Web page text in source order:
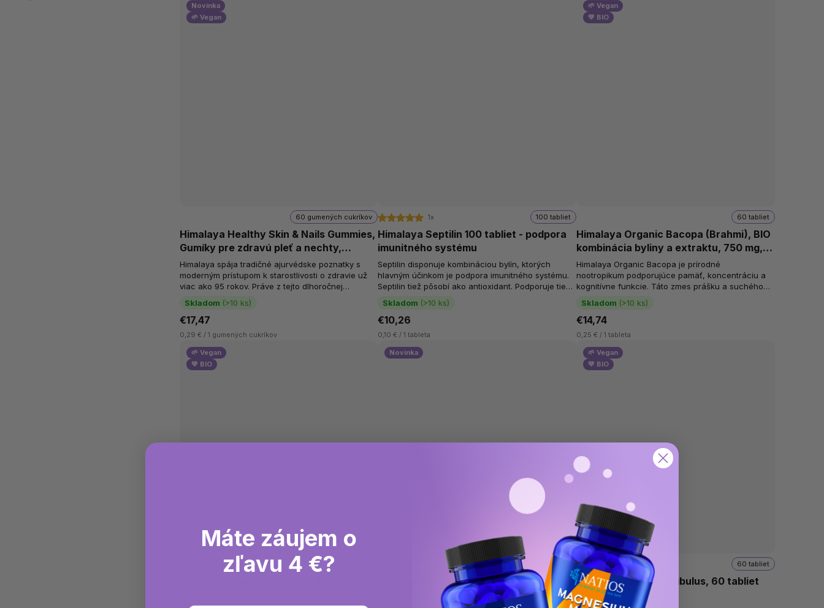
Novinka
🌱 Vegan
Himalaya Healthy Skin & Nails Gummies,
Gumíky pre zdravú pleť a nechty,
Prírodné lesné ovocie, 60 gumíkov
Skladom (>10 ks)
60 gumených cukríkov
€17,47
0,29 € / 1 gumených cukríkov
Himalaya spája tradičné ajurvédske poznatky s
moderným prístupom k starostlivosti o zdravie už
viac ako 95 rokov. Práve z tejto dlhoročnej
skúsenosti vychádzajú gumové cukríky...
Himalaya Septilin 100 tabliet - podpora
imunitného systému
1x
Skladom (>10 ks)
100 tabliet
€10,26
0,10 € / 1 tableta
Septilin disponuje kombináciou bylín, ktorých
hlavným účinkom je podpora imunitného systému.
Septilin tiež pôsobí ako antioxidant. Podporuje tiež
normálny stav pokožky alebo...
🌱 Vegan
💚 BIO
Himalaya Organic Bacopa (Brahmi), BIO
kombinácia byliny a extraktu, 750 mg,
60 tabliet
Skladom (>10 ks)
60 tabliet
€14,74
0,25 € / 1 tableta
Himalaya Organic Bacopa je prírodné
nootropikum podporujúce pamäť, koncentráciu a
kognitívne funkcie. Táto zmes prášku a suchého
extraktu z celej rastliny bacopy je...
🌱 Vegan
💚 BIO
Novinka
Himalaya Healthy Gut Gummies, Gumíky
pre zdravé črevá, Prírodná jahoda, 60
60 gumených cukríkov
🌱 Vegan
💚 BIO
Himalaya Organic Tribulus, 60 tabliet
60 tabliet
Máte záujem o
zľavu 4 €?